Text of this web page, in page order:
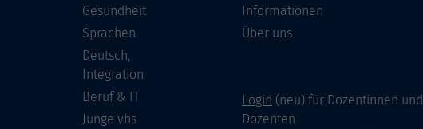
Gesundheit
Sprachen
Deutsch,
Integration
Beruf & IT
Junge vhs
Informationen
Über uns
Login (neu) für Dozentinnen und
Dozenten